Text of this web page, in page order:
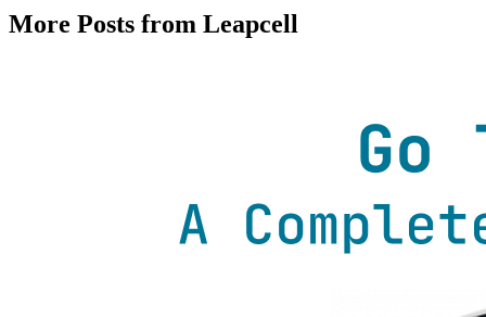
More Posts from Leapcell